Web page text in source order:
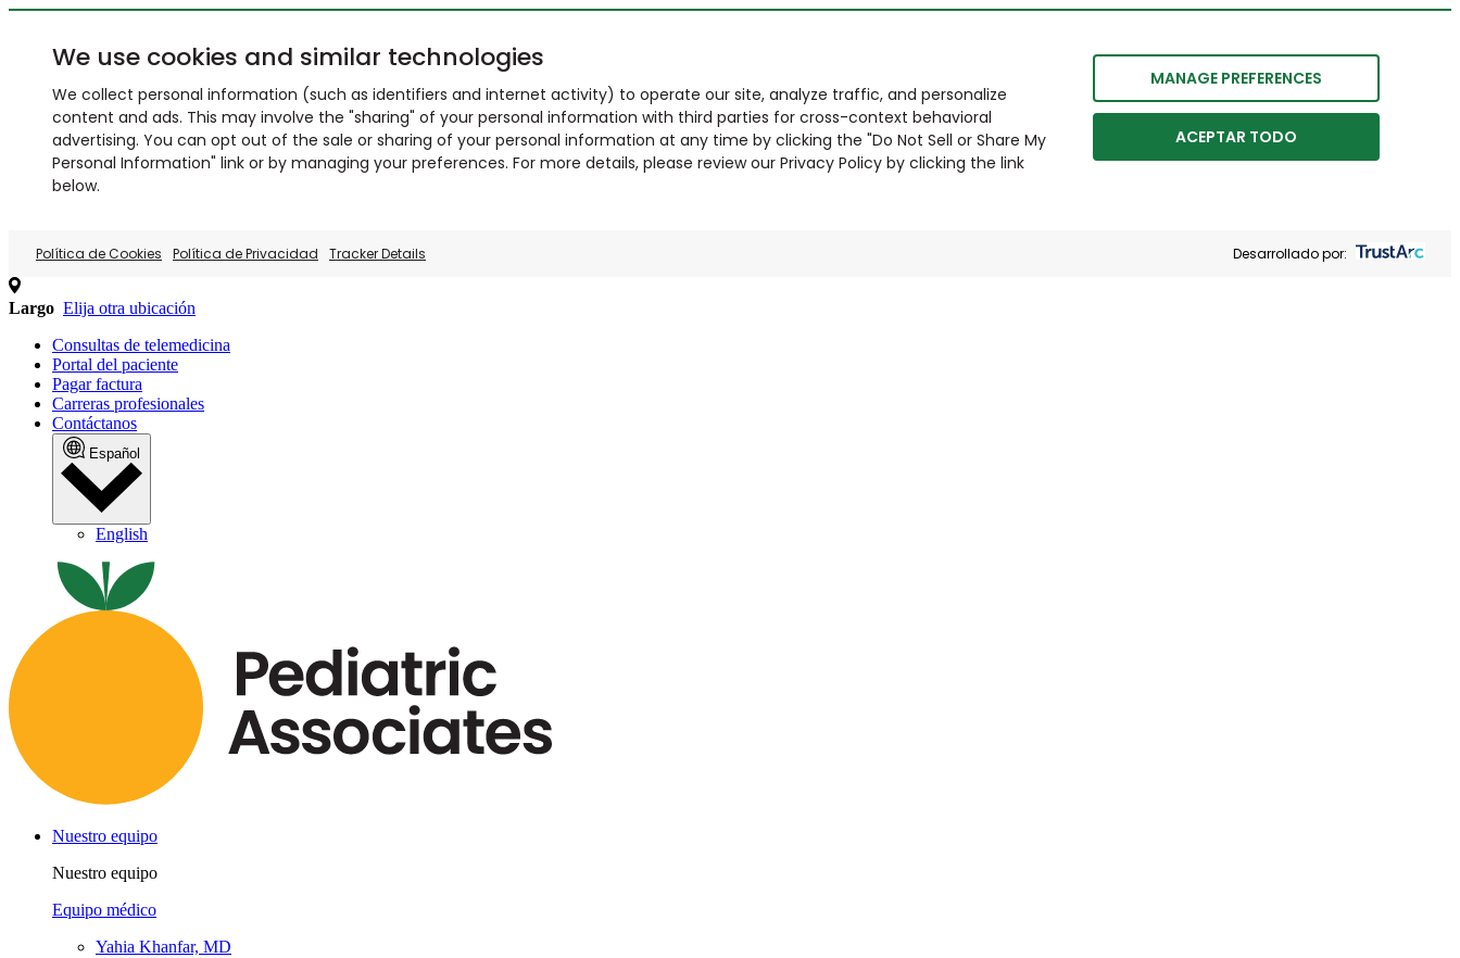
We use cookies and similar technologies
We collect personal information (such as identifiers and internet activity) to operate our site, analyze traffic, and personalize
content and ads. This may involve the "sharing" of your personal information with third parties for cross-context behavioral
advertising. You can opt out of the sale or sharing of your personal information at any time by clicking the "Do Not Sell or Share My
Personal Information" link or by managing your preferences. For more details, please review our Privacy Policy by clicking the link
below.
MANAGE PREFERENCES
ACEPTAR TODO
Política de Cookies Política de Privacidad Tracker Details Desarrollado por:
Largo Elija otra ubicación
Consultas de telemedicina
Portal del paciente
Pagar factura
Carreras profesionales
Contáctanos
Español
English
Nuestro equipo
Nuestro equipo
Equipo médico
Yahia Khanfar, MD